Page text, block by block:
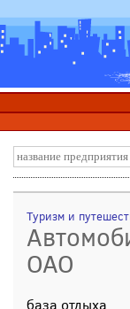
Туризм и
ОАО
база отдыха